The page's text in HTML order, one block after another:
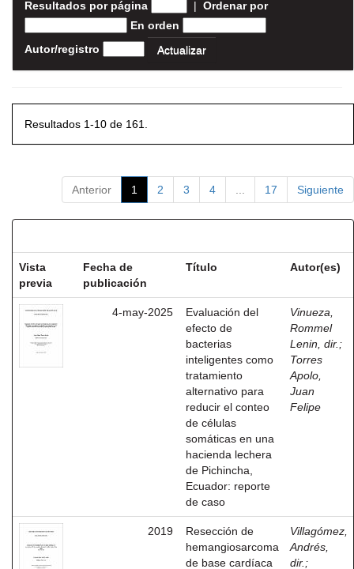
Resultados por página | Ordenar por
En orden
Autor/registro
Resultados 1-10 de 161.
Anterior 1 2 3 4 17 Siguiente
Vista
previa
Fecha de
publicación
Título Autor(es)
4-may-2025
Evaluación del
efecto de
bacterias
inteligentes como
tratamiento
alternativo para
reducir el conteo
de células
somáticas en una
hacienda lechera
de Pichincha,
Ecuador: reporte
de caso
Vinueza,
Rommel
Lenin, dir. ;
Torres
Apolo,
Juan
Felipe
2019
Resección de
hemangiosarcoma
de base cardíaca
Villagómez,
Andrés,
dir. ;